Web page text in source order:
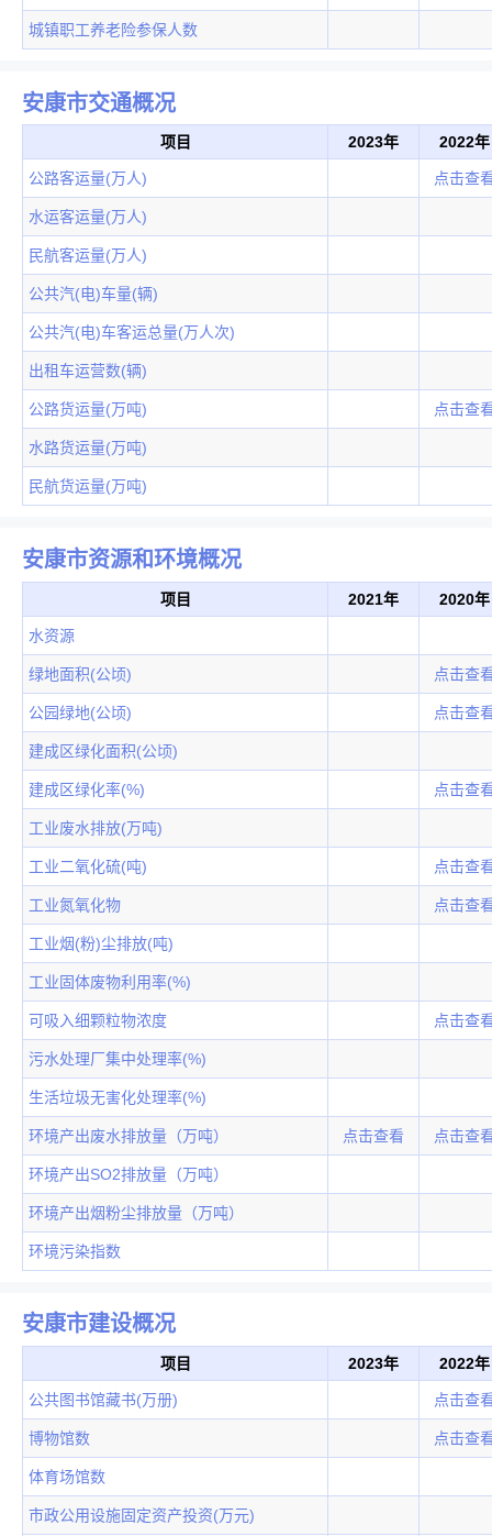
城镇职工养老险参保人数
安康市交通概况
项目 2023年 2022年
公路客运量(万人) 点击查
水运客运量(万人)
民航客运量(万人)
公共汽(电)车量(辆)
公共汽(电)车客运总量(万人次)
出租车运营数(辆)
公路货运量(万吨) 点击查
水路货运量(万吨)
民航货运量(万吨)
安康市资源和环境概况
项目 2021年 2020年
水资源
绿地面积(公顷) 点击查
公园绿地(公顷) 点击查
建成区绿化面积(公顷)
建成区绿化率(%) 点击查
工业废水排放(万吨)
工业二氧化硫(吨) 点击查
工业氮氧化物 点击查
工业烟(粉)尘排放(吨)
工业固体废物利用率(%)
可吸入细颗粒物浓度 点击查
污水处理厂集中处理率(%)
生活垃圾无害化处理率(%)
环境产出废水排放量（万吨） 点击查看 点击查
环境产出SO2排放量（万吨）
环境产出烟粉尘排放量（万吨）
环境污染指数
安康市建设概况
项目 2023年 2022年
公共图书馆藏书(万册) 点击查
博物馆数 点击查
体育场馆数
市政公用设施固定资产投资(万元)